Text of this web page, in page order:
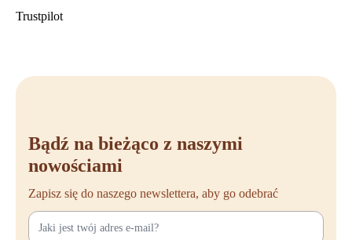
Trustpilot
Bądź na bieżąco z naszymi
nowościami
Zapisz się do naszego newslettera, aby go odebrać